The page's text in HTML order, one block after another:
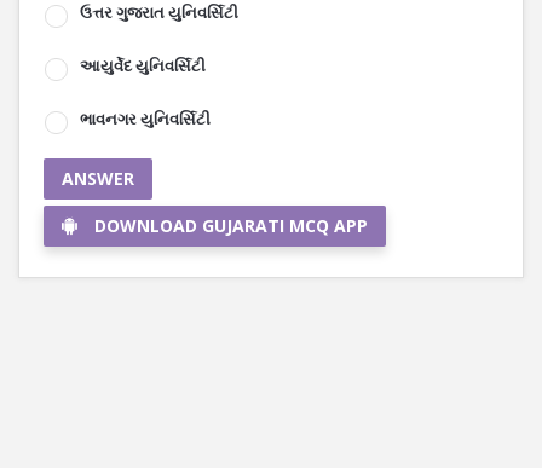
ઉત્તર ગુજરાત યુનિવર્સિટી
આયુર્વેદ યુનિવર્સિટી
ભાવનગર યુનિવર્સિટી
ANSWER
DOWNLOAD GUJARATI MCQ APP